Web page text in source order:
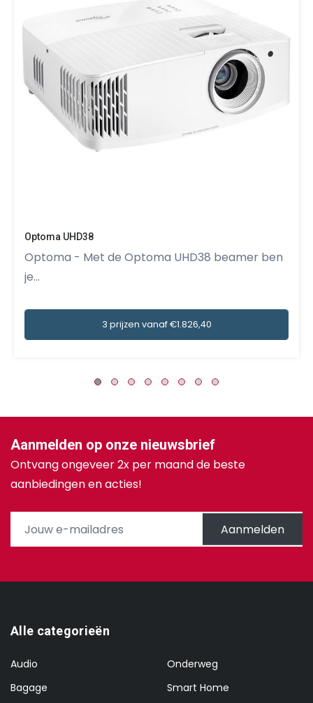
Optoma UHD38
Optoma - Met de Optoma UHD38 beamer ben
je...
3 prijzen vanaf €1.826,40
Aanmelden op onze nieuwsbrief
Ontvang ongeveer 2x per maand de beste
aanbiedingen en acties!
Aanmelden
Alle categorieën
Audio
Bagage
Onderweg
Smart Home